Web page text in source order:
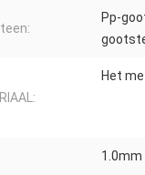
Pp-
Het